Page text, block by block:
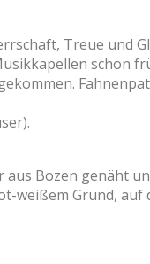
Treue und
schon
Bozen genäht
weißem Grund,